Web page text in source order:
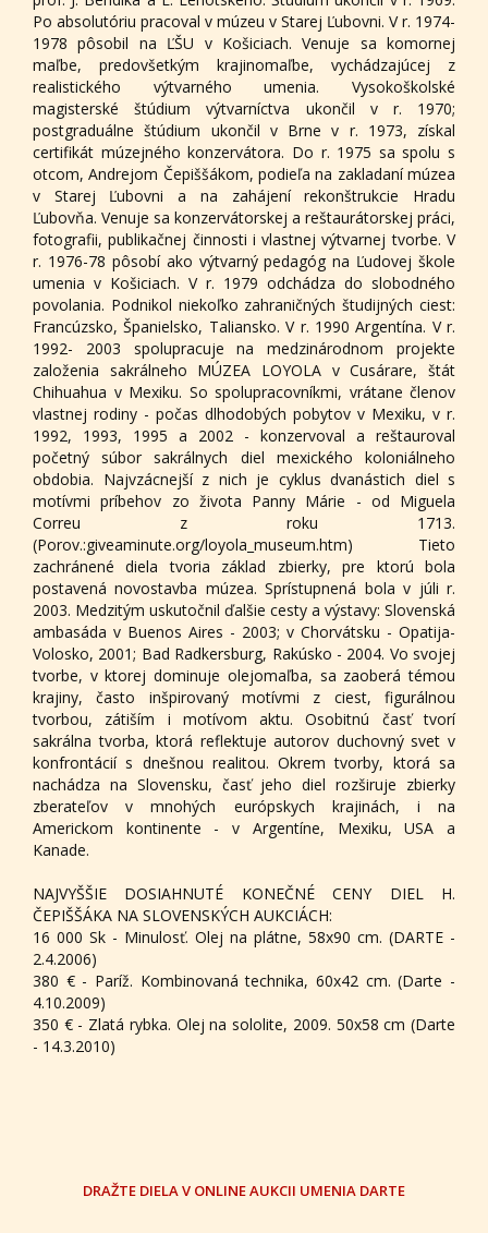
Po absolutóriu pracoval v múzeu v Starej Ľubovni. V r. 1974-
1978 pôsobil na ĽŠU v Košiciach. Venuje sa komornej
maľbe, predovšetkým krajinomaľbe, vychádzajúcej z
realistického výtvarného umenia. Vysokoškolské
magisterské štúdium výtvarníctva ukončil v r. 1970;
postgraduálne štúdium ukončil v Brne v r. 1973, získal
certifikát múzejného konzervátora. Do r. 1975 sa spolu s
otcom, Andrejom Čepiššákom, podieľa na zakladaní múzea
v Starej Ľubovni a na zahájení rekonštrukcie Hradu
Ľubovňa. Venuje sa konzervátorskej a reštaurátorskej práci,
fotografii, publikačnej činnosti i vlastnej výtvarnej tvorbe. V
r. 1976-78 pôsobí ako výtvarný pedagóg na Ľudovej škole
umenia v Košiciach. V r. 1979 odchádza do slobodného
povolania. Podnikol niekoľko zahraničných študijných ciest:
Francúzsko, Španielsko, Taliansko. V r. 1990 Argentína. V r.
1992- 2003 spolupracuje na medzinárodnom projekte
založenia sakrálneho MÚZEA LOYOLA v Cusárare, štát
Chihuahua v Mexiku. So spolupracovníkmi, vrátane členov
vlastnej rodiny - počas dlhodobých pobytov v Mexiku, v r.
1992, 1993, 1995 a 2002 - konzervoval a reštauroval
početný súbor sakrálnych diel mexického koloniálneho
obdobia. Najvzácnejší z nich je cyklus dvanástich diel s
motívmi príbehov zo života Panny Márie - od Miguela
Correu z roku 1713.
(Porov.:giveaminute.org/loyola_museum.htm) Tieto
zachránené diela tvoria základ zbierky, pre ktorú bola
postavená novostavba múzea. Sprístupnená bola v júli r.
2003. Medzitým uskutočnil ďalšie cesty a výstavy: Slovenská
ambasáda v Buenos Aires - 2003; v Chorvátsku - Opatija-
Volosko, 2001; Bad Radkersburg, Rakúsko - 2004. Vo svojej
tvorbe, v ktorej dominuje olejomaľba, sa zaoberá témou
krajiny, často inšpirovaný motívmi z ciest, figurálnou
tvorbou, zátiším i motívom aktu. Osobitnú časť tvorí
sakrálna tvorba, ktorá reflektuje autorov duchovný svet v
konfrontácií s dnešnou realitou. Okrem tvorby, ktorá sa
nachádza na Slovensku, časť jeho diel rozširuje zbierky
zberateľov v mnohých európskych krajinách, i na
Americkom kontinente - v Argentíne, Mexiku, USA a
Kanade.
NAJVYŠŠIE DOSIAHNUTÉ KONEČNÉ CENY DIEL H.
ČEPIŠŠÁKA NA SLOVENSKÝCH AUKCIÁCH:
16 000 Sk - Minulosť. Olej na plátne, 58x90 cm. (DARTE -
2.4.2006)
380 € - Paríž. Kombinovaná technika, 60x42 cm. (Darte -
4.10.2009)
350 € - Zlatá rybka. Olej na sololite, 2009. 50x58 cm (Darte
- 14.3.2010)
DRAŽTE DIELA V ONLINE AUKCII UMENIA DARTE